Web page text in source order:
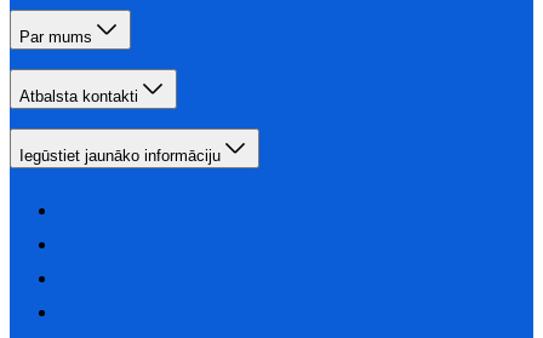
Par mums
Atbalsta kontakti
Iegūstiet jaunāko informāciju